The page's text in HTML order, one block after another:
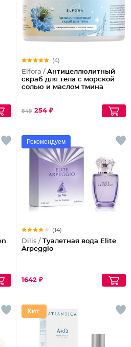
(4)
Elfora / Антицеллюлитный
скраб для тела с морской
солью и маслом тмина
849 254 ₽
Рекомендуем
(14)
Dilis / Туалетная вода Elite
Arpeggio
1642 ₽